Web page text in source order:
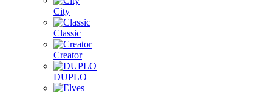
City
Classic
Creator
DUPLO